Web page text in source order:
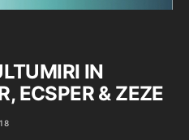
IN
ECSPER & ZEZE